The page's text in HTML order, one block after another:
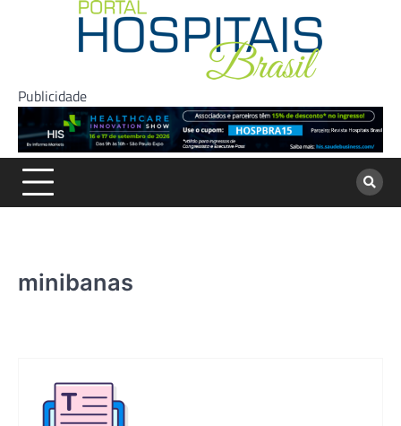
Publicidade
minibanas